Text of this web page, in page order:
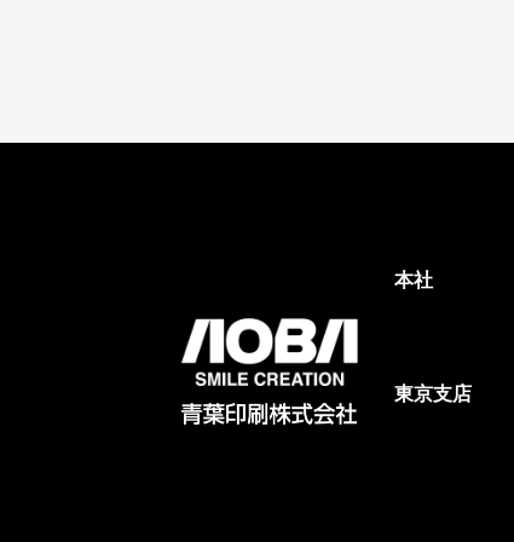
本社
東京支店